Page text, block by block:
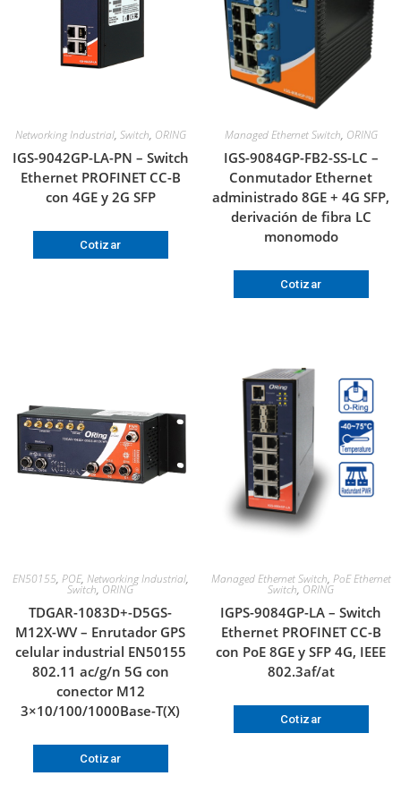
Networking Industrial, Switch, ORING
IGS-9042GP-LA-PN – Switch
Ethernet PROFINET CC-B
con 4GE y 2G SFP
Cotizar
Managed Ethernet Switch, ORING
IGS-9084GP-FB2-SS-LC –
Conmutador Ethernet
administrado 8GE + 4G SFP,
derivación de fibra LC
monomodo
Cotizar
EN50155, POE, Networking Industrial,
Switch, ORING
TDGAR-1083D+-D5GS-
M12X-WV – Enrutador GPS
celular industrial EN50155
802.11 ac/g/n 5G con
conector M12
3×10/100/1000Base-T(X)
Cotizar
Managed Ethernet Switch, PoE Ethernet
Switch, ORING
IGPS-9084GP-LA – Switch
Ethernet PROFINET CC-B
con PoE 8GE y SFP 4G, IEEE
802.3af/at
Cotizar